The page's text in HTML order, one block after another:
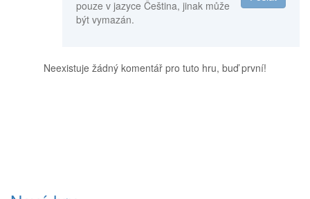
pouze v jazyce Čeština, jinak může
být vymazán.
Neexistuje žádný komentář pro tuto hru, buď první!